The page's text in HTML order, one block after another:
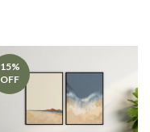
15%
OFF